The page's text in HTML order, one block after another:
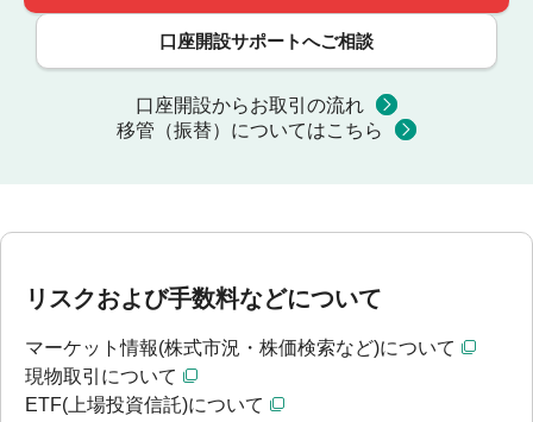
口座開設サポートへご相談
口座開設からお取引の流れ
移管（振替）についてはこちら
リスクおよび手数料などについて
マーケット情報(株式市況・株価検索など)について
現物取引について
ETF(上場投資信託)について